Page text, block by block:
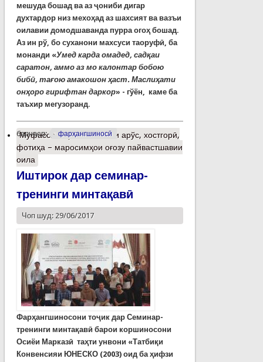
мешуда бошад ва аз ҷониби дигар
духтардор низ мехоҳад аз шахсият ва вазъи
оилавии домодшаванда пурра огоҳ бошад.
Аз ин рў, бо суханони махсуси таоруфӣ, ба
монанди «Умед карда омадед, садқаи
саратон, аммо аз мо калонтар бобою
бибӣ, тағою амакошон ҳаст. Маслиҳати
онҳоро гирифтан даркор» - гўён, каме ба
таъхир мегузоранд.
барчасп: фарҳангшиносӣ
Муфассалтаро Интихоби арўс, хостгорӣ,
фотиҳа – маросимҳои оғозу пайвастшавии
оила
Иштирок дар семинар-
тренинги минтақавӣ
Чоп шуд: 29/06/2017
Фарҳангшиносони тоҷик дар Семинар-
тренинги минтақавӣ барои коршиносони
Осиёи Марказӣ таҳти унвони «Татбиқи
Конвенсияи ЮНЕСКО (2003) оид ба ҳифзи